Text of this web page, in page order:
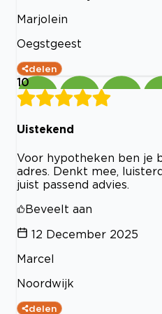
Marjolein
Oegstgeest
delen
10
Uistekend
Voor hypotheken ben je
adres. Denkt mee,
juist passend advies.
Beveelt aan
12 December 2025
Marcel
Noordwijk
delen